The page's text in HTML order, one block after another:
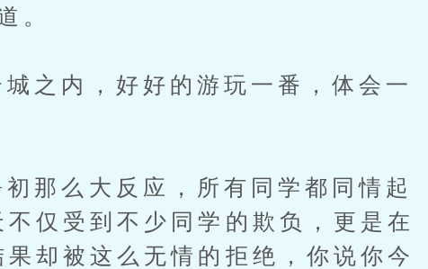
。
内，好好的游玩一番，体会一
么大反应，所有同学都同情起
仅受到不少同学的欺负，更是在
却被这么无情的拒绝，你说你今